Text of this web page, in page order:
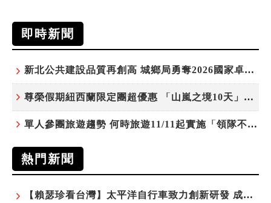
即時新聞
新北公共建設品質再創高 城鄉局勇奪2026國家卓越建設獎6項殊榮
尊榮假期紐西蘭限定團超優惠 「山嵐之境10天」挑戰市場最高CP值
單人參團旅遊趨勢 何時旅遊11/11起實施「領隊不配房」 落單更免收單房差
熱門新聞
【賴瑟珍看台灣】太平洋自行車致力創新研發 成就台灣隱形冠軍